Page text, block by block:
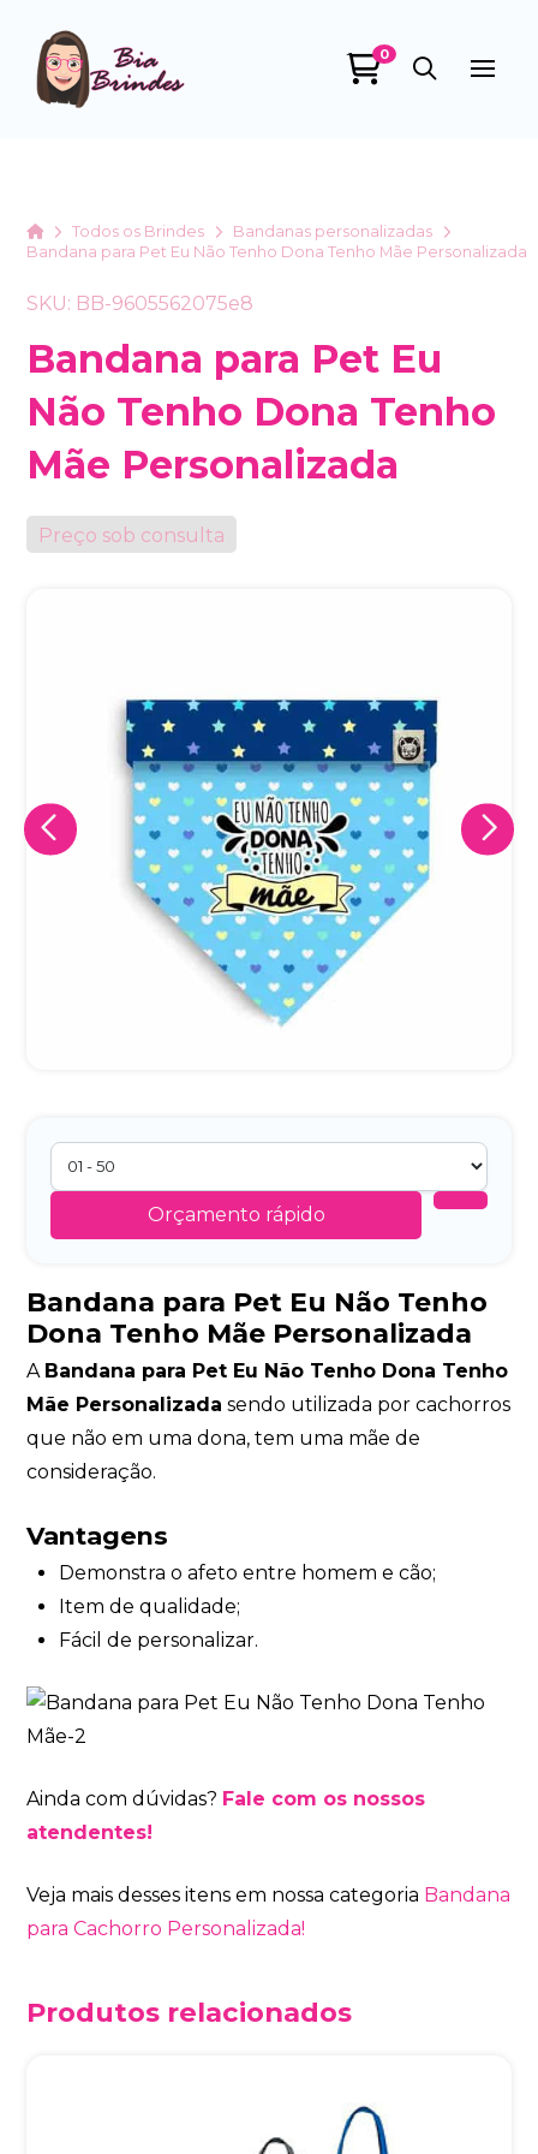
0
HomeTodos os Brindes
Bandanas personalizadas
Bandana para Pet Eu Não Tenho Dona Tenho Mãe Personalizada
SKU: BB-9605562075e8
Bandana para Pet Eu
Não Tenho Dona Tenho
Mãe Personalizada
Preço sob consulta
Orçamento rápido
Bandana para Pet Eu Não Tenho
Dona Tenho Mãe Personalizada
A Bandana para Pet Eu Não Tenho Dona Tenho
Mãe Personalizada sendo utilizada por cachorros
que não em uma dona, tem uma mãe de
consideração.
Vantagens
Demonstra o afeto entre homem e cão;
Item de qualidade;
Fácil de personalizar.
Ainda com dúvidas? Fale com os nossos
atendentes!
Veja mais desses itens em nossa categoria Bandana
para Cachorro Personalizada!
Produtos relacionados
de marketing. Você pode alterar suas preferências a
qualquer momento.
Iniciar conversa